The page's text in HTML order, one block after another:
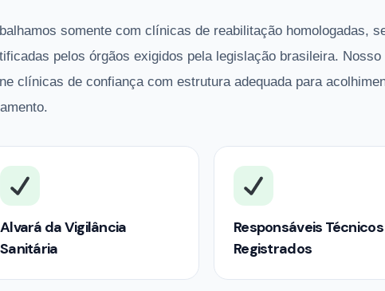
somente com clínicas de reabilitação homologadas,
pelos órgãos exigidos pela legislação brasileira. Nosso
clínicas de confiança com estrutura adequada para
Alvará da Vigilância
Sanitária
Responsáveis Técnicos
Registrados